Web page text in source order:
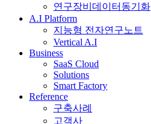
연구장비데이터동기화
A.I Platform
지능형 전자연구노트
Vertical A.I
Business
SaaS Cloud
Solutions
Smart Factory
Reference
구축사례
고객사